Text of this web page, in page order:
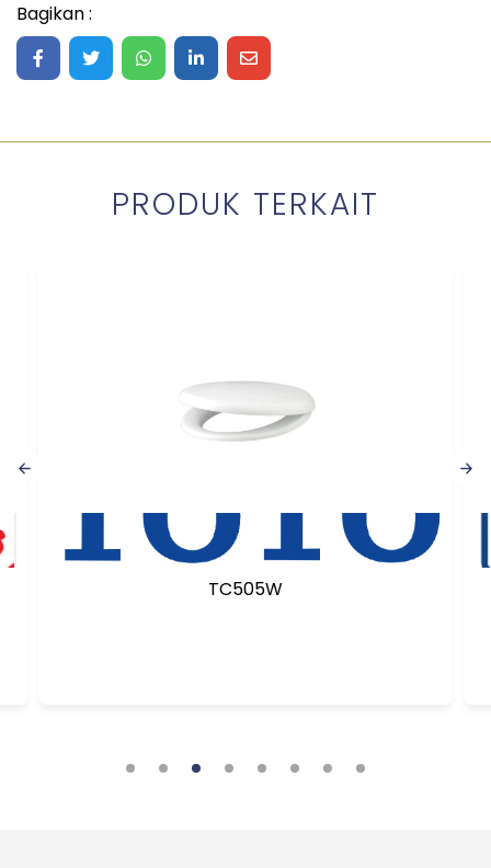
Bagikan :
Share on Facebook
Share on Twitter
Share on WhatsApp
Share on LinkedIn
Share on Mail
PRODUK TERKAIT
TC505W